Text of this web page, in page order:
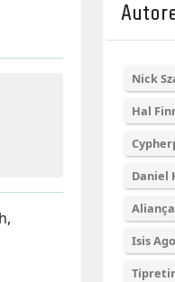
Nick
Hal
Daniel
Isis